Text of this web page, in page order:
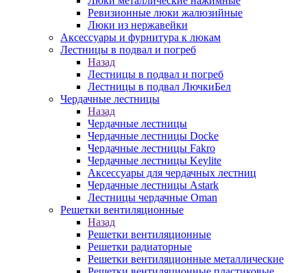
Ревизионные люки жалюзийные
Люки из нержавейки
Аксессуары и фурнитура к люкам
Лестницы в подвал и погреб
Назад
Лестницы в подвал и погреб
Лестницы в подвал ЛючкиБел
Чердачные лестницы
Назад
Чердачные лестницы
Чердачные лестницы Docke
Чердачные лестницы Fakro
Чердачные лестницы Keylite
Аксессуары для чердачных лестниц
Чердачные лестницы Astark
Лестницы чердачные Oman
Решетки вентиляционные
Назад
Решетки вентиляционные
Решетки радиаторные
Решетки вентиляционные металлические